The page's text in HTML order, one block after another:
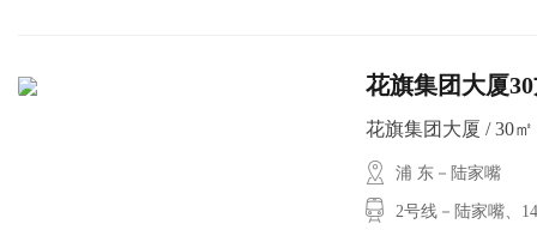
花旗集团大厦30
花旗集团大厦 / 30㎡
浦 东－陆家嘴
2号线－陆家嘴